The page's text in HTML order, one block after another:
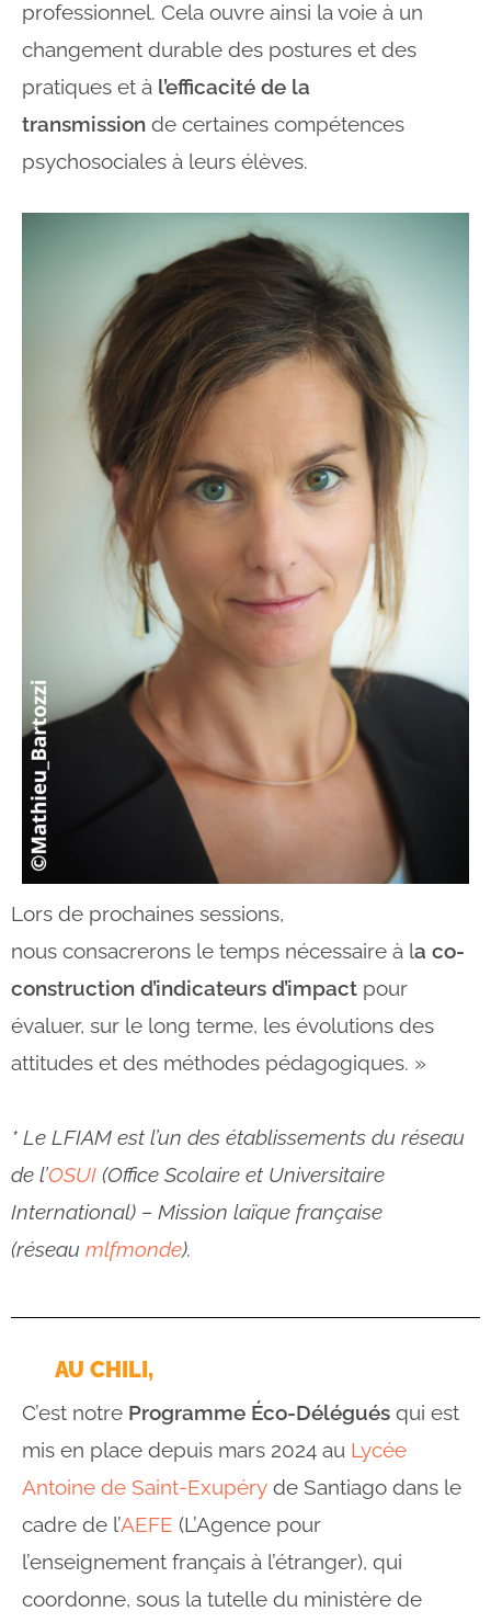
professionnel. Cela ouvre ainsi la voie à un
changement durable des postures et des
pratiques et à l’efficacité de la
transmission de certaines compétences
psychosociales à leurs élèves.
Lors de prochaines sessions,
nous consacrerons le temps nécessaire à la co-
construction d’indicateurs d’impact pour
évaluer, sur le long terme, les évolutions des
attitudes et des méthodes pédagogiques. »
* Le LFIAM est l’un des établissements du réseau
de l’OSUI (Office Scolaire et Universitaire
International) – Mission laïque française
(réseau mlfmonde).
AU CHILI,
C’est notre Programme Éco-Délégués qui est
mis en place depuis mars 2024 au Lycée
Antoine de Saint-Exupéry de Santiago dans le
cadre de l’AEFE (L’Agence pour
l’enseignement français à l’étranger), qui
coordonne, sous la tutelle du ministère de